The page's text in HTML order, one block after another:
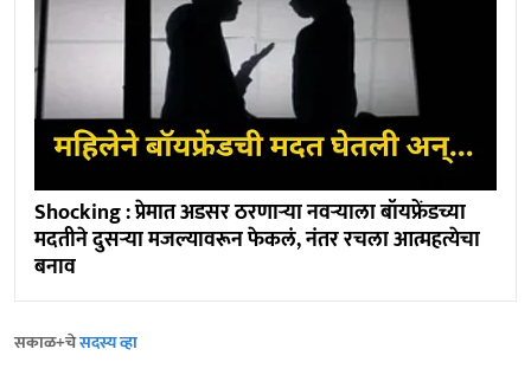
Shocking : प्रेमात अडसर ठरणाऱ्या नवऱ्याला बॉयफ्रेंडच्या
मदतीने दुसऱ्या मजल्यावरून फेकलं, नंतर रचला आत्महत्येचा
बनाव
सकाळ+चेसदस्य व्हा